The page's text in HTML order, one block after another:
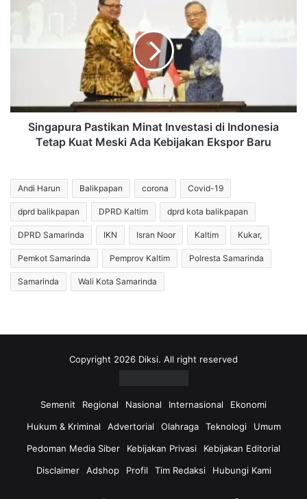
Meski
Kebijakan
Singapura Pastikan Minat Investasi di Indonesia
Tetap Kuat Meski Ada Kebijakan Ekspor Baru
Andi Harun Balikpapan corona Covid-19
dprd balikpapan DPRD Kaltim dprd kota balikpapan
DPRD Samarinda IKN Isran Noor Kaltim Kukar,
Pemkot Samarinda Pemprov Kaltim Polresta Samarinda
Samarinda Wali Kota Samarinda
Copyright 2026 Diksi. All right reserved
Semenit Regional Nasional Internasional
Ekonomi
Hukum & Kriminal
Advertorial Olahraga Teknologi
Umum
Pedoman Media Siber
Kebijakan Privasi
Kebijakan Editorial
Disclaimer
Adshop Profil Tim Redaksi Hubungi Kami